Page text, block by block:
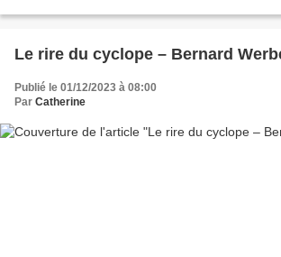
Le rire du cyclope – Bernard
Publié le 01/12/2023 à 08:00
Par Catherine